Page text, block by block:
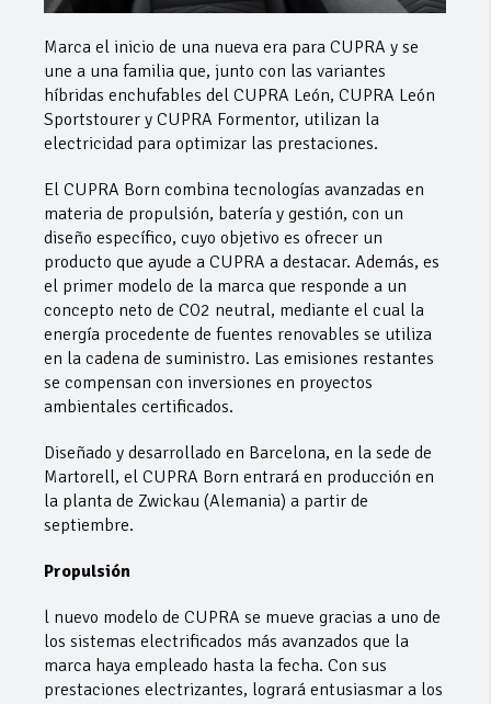
Marca el inicio de una nueva era para CUPRA y se
une a una familia que, junto con las variantes
híbridas enchufables del CUPRA León, CUPRA León
Sportstourer y CUPRA Formentor, utilizan la
electricidad para optimizar las prestaciones.
El CUPRA Born combina tecnologías avanzadas en
materia de propulsión, batería y gestión, con un
diseño específico, cuyo objetivo es ofrecer un
producto que ayude a CUPRA a destacar. Además, es
el primer modelo de la marca que responde a un
concepto neto de CO2 neutral, mediante el cual la
energía procedente de fuentes renovables se utiliza
en la cadena de suministro. Las emisiones restantes
se compensan con inversiones en proyectos
ambientales certificados.
Diseñado y desarrollado en Barcelona, ​​en la sede de
Martorell, el CUPRA Born entrará en producción en
la planta de Zwickau (Alemania) a partir de
septiembre.
Propulsión
l nuevo modelo de CUPRA se mueve gracias a uno de
los sistemas electrificados más avanzados que la
marca haya empleado hasta la fecha. Con sus
prestaciones electrizantes, logrará entusiasmar a los